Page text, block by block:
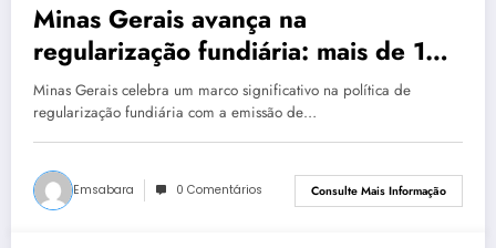
Minas Gerais avança na
regularização fundiária: mais de 19
mil títulos emitidos desde 2019
Minas Gerais celebra um marco significativo na política de
regularização fundiária com a emissão de…
Emsabara 0 Comentários Consulte Mais Informação